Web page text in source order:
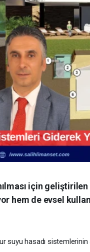
için
hem de evsel
suyu hasadı